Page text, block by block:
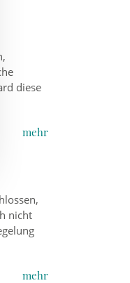
diese
mehr
nicht
mehr